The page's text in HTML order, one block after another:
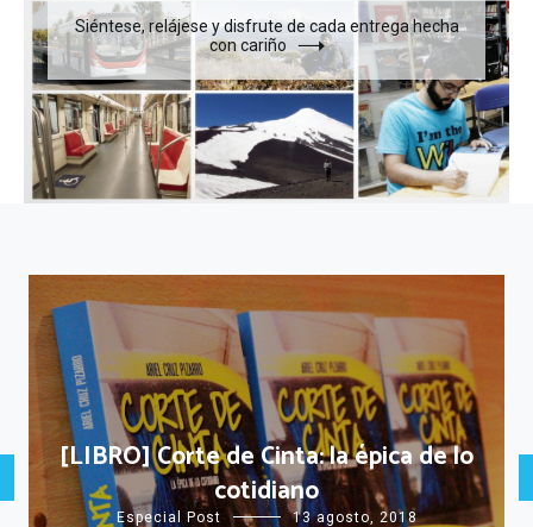
Siéntese, relájese y disfrute de cada entrega hecha
con cariño
[LIBRO] Corte de Cinta: la épica de lo
cotidiano
Especial Post 13 agosto, 2018